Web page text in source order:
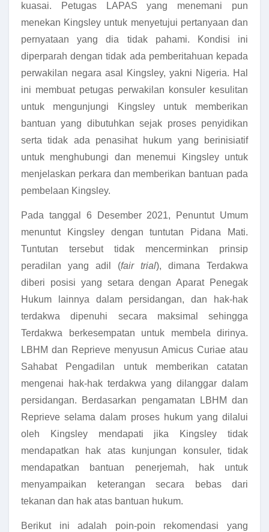
kuasai. Petugas LAPAS yang menemani pun
menekan Kingsley untuk menyetujui pertanyaan dan
pernyataan yang dia tidak pahami. Kondisi ini
diperparah dengan tidak ada pemberitahuan kepada
perwakilan negara asal Kingsley, yakni Nigeria. Hal
ini membuat petugas perwakilan konsuler kesulitan
untuk mengunjungi Kingsley untuk memberikan
bantuan yang dibutuhkan sejak proses penyidikan
serta tidak ada penasihat hukum yang berinisiatif
untuk menghubungi dan menemui Kingsley untuk
menjelaskan perkara dan memberikan bantuan pada
pembelaan Kingsley.
Pada tanggal 6 Desember 2021, Penuntut Umum
menuntut Kingsley dengan tuntutan Pidana Mati.
Tuntutan tersebut tidak mencerminkan prinsip
peradilan yang adil (fair trial), dimana Terdakwa
diberi posisi yang setara dengan Aparat Penegak
Hukum lainnya dalam persidangan, dan hak-hak
terdakwa dipenuhi secara maksimal sehingga
Terdakwa berkesempatan untuk membela dirinya.
LBHM dan Reprieve menyusun Amicus Curiae atau
Sahabat Pengadilan untuk memberikan catatan
mengenai hak-hak terdakwa yang dilanggar dalam
persidangan. Berdasarkan pengamatan LBHM dan
Reprieve selama dalam proses hukum yang dilalui
oleh Kingsley mendapati jika Kingsley tidak
mendapatkan hak atas kunjungan konsuler, tidak
mendapatkan bantuan penerjemah, hak untuk
menyampaikan keterangan secara bebas dari
tekanan dan hak atas bantuan hukum.
Berikut ini adalah poin-poin rekomendasi yang